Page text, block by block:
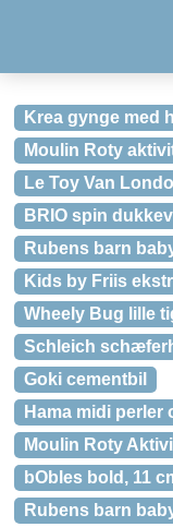
Krea gynge med
Moulin Roty
Le Toy Van
BRIO spin
Rubens barn
Kids by Friis
Wheely Bug lille
Schleich
Goki cementbil
Hama midi perler
Moulin Roty
bObles bold, 11
Rubens barn